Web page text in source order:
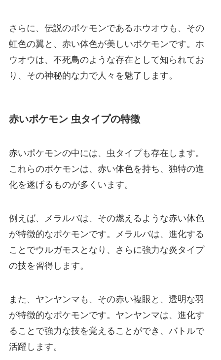
さらに、伝説のポケモンであるホウオウも、その
虹色の翼と、赤い体色が美しいポケモンです。ホ
ウオウは、不死鳥のような存在として知られてお
り、その神秘的な力で人々を魅了します。
赤いポケモン 虫タイプの特徴
赤いポケモンの中には、虫タイプも存在します。
これらのポケモンは、赤い体色を持ち、独特の進
化を遂げるものが多くいます。
例えば、メラルバは、その燃えるような赤い体色
が特徴的なポケモンです。メラルバは、進化する
ことでウルガモスとなり、さらに強力な炎タイプ
の技を習得します。
また、ヤンヤンマも、その赤い複眼と、透明な羽
が特徴的なポケモンです。ヤンヤンマは、進化す
ることで強力な技を覚えることができ、バトルで
活躍します。